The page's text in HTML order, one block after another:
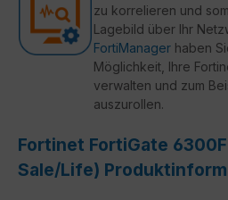
zu korrelieren und
Lagebild über Ihr
FortiManager haben
Möglichkeit, Ihre
verwalten und zum
auszurollen.
Fortinet FortiGate
Sale/Life)